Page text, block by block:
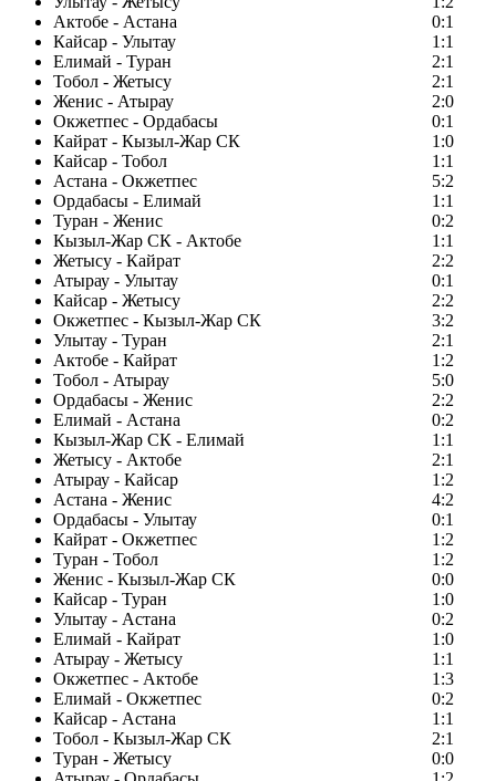
Актобе - Астана
0:1
Кайсар - Улытау
1:1
Елимай - Туран
2:1
Тобол - Жетысу
2:1
Женис - Атырау
2:0
Окжетпес - Ордабасы
0:1
Кайрат - Кызыл-Жар СК
1:0
Кайсар - Тобол
1:1
Астана - Окжетпес
5:2
Ордабасы - Елимай
1:1
Туран - Женис
0:2
Кызыл-Жар СК - Актобе
1:1
Жетысу - Кайрат
2:2
Атырау - Улытау
0:1
Кайсар - Жетысу
2:2
Окжетпес - Кызыл-Жар СК
3:2
Улытау - Туран
2:1
Актобе - Кайрат
1:2
Тобол - Атырау
5:0
Ордабасы - Женис
2:2
Елимай - Астана
0:2
Кызыл-Жар СК - Елимай
1:1
Жетысу - Актобе
2:1
Атырау - Кайсар
1:2
Астана - Женис
4:2
Ордабасы - Улытау
0:1
Кайрат - Окжетпес
1:2
Туран - Тобол
1:2
Женис - Кызыл-Жар СК
0:0
Кайсар - Туран
1:0
Улытау - Астана
0:2
Елимай - Кайрат
1:0
Атырау - Жетысу
1:1
Окжетпес - Актобе
1:3
Елимай - Окжетпес
0:2
Кайсар - Астана
1:1
Тобол - Кызыл-Жар СК
2:1
Туран - Жетысу
0:0